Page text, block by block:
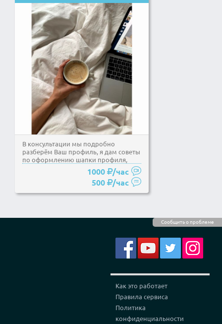
Сообщить о проблеме
В консультации мы подробно
разберём Ваш профиль, я дам советы
по оформлению шапки профиля,
аватара, визуала. Отвечу на...
1000
/час
500
/час
Как это работает
Правила сервиса
Политика
конфиденциальности